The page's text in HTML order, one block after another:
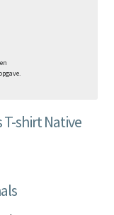
shirt Native